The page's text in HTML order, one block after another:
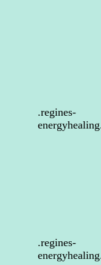
.regines-
.regines-